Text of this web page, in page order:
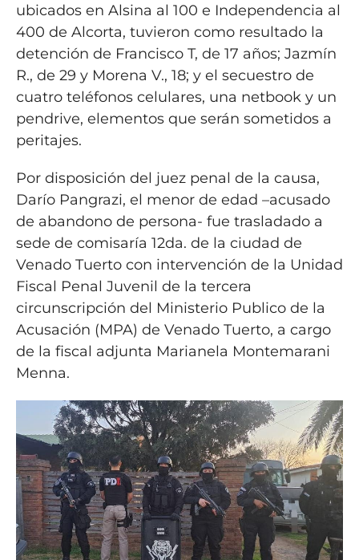
ubicados en Alsina al 100 e Independencia al
400 de Alcorta, tuvieron como resultado la
detención de Francisco T, de 17 años; Jazmín
R., de 29 y Morena V., 18; y el secuestro de
cuatro teléfonos celulares, una netbook y un
pendrive, elementos que serán sometidos a
peritajes.
Por disposición del juez penal de la causa,
Darío Pangrazi, el menor de edad –acusado
de abandono de persona- fue trasladado a
sede de comisaría 12da. de la ciudad de
Venado Tuerto con intervención de la Unidad
Fiscal Penal Juvenil de la tercera
circunscripción del Ministerio Publico de la
Acusación (MPA) de Venado Tuerto, a cargo
de la fiscal adjunta Marianela Montemarani
Menna.